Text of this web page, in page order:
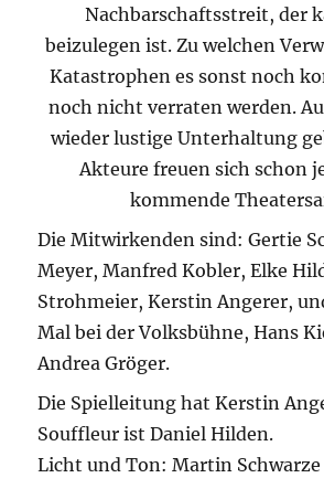
Nachbarschaftsstreit, der
beizulegen ist. Zu welchen
Katastrophen es sonst noch
noch nicht verraten werden.
wieder lustige Unterhaltung
Akteure freuen sich schon
kommende
Die Mitwirkenden sind: Gertie
Meyer, Manfred Kobler, Elke
Strohmeier, Kerstin Angerer,
Mal bei der Volksbühne, Hans
Andrea Gröger.
Die Spielleitung hat Kerstin
Souffleur ist Daniel Hilden.
Licht und Ton: Martin Schwarze